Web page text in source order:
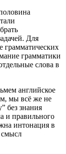
Для
грамматических
грамматики
слова в
английское
мы всё же не
без знания
и правильного
интонация в
смысл